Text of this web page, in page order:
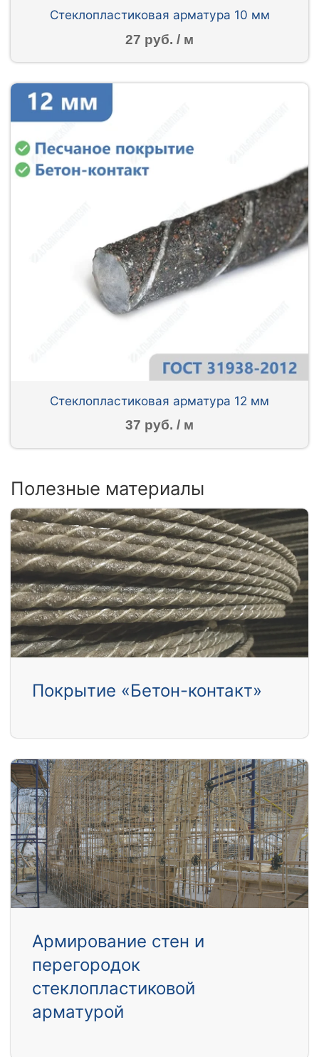
Стеклопластиковая арматура 10 мм
27 руб. / м
Стеклопластиковая арматура 12 мм
37 руб. / м
Полезные материалы
Покрытие «Бетон-контакт»
Армирование стен и
перегородок
стеклопластиковой
арматурой